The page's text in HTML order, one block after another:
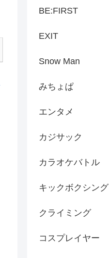
BE:FIRST
EXIT
Snow Man
みちょぱ
エンタメ
カジサック
カラオケバトル
キックボクシング
クライミング
コスプレイヤー